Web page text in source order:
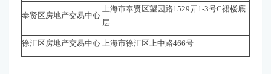
奉贤区房地产交易中心
上海市奉贤区望园路1529弄1-3号C裙楼底
层
徐汇区房地产交易中心 上海市徐汇区上中路466号